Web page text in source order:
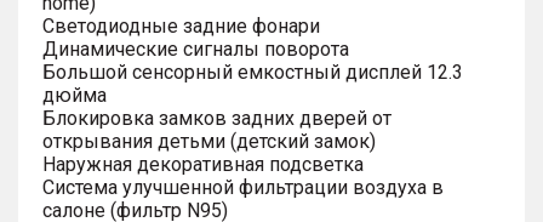
Светодиодные задние фонари
Динамические сигналы поворота
Большой сенсорный емкостный дисплей 12.3
дюйма
Блокировка замков задних дверей от
открывания детьми (детский замок)
Наружная декоративная подсветка
Система улучшенной фильтрации воздуха в
салоне (фильтр N95)